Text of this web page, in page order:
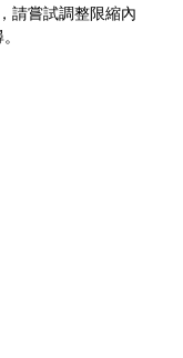
請嘗試調整限縮內